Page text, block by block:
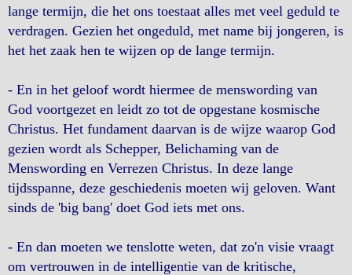
lange termijn, die het ons toestaat alles met veel geduld te
verdragen. Gezien het ongeduld, met name bij jongeren, is
het het zaak hen te wijzen op de lange termijn.
- En in het geloof wordt hiermee de menswording van
God voortgezet en leidt zo tot de opgestane kosmische
Christus. Het fundament daarvan is de wijze waarop God
gezien wordt als Schepper, Belichaming van de
Menswording en Verrezen Christus. In deze lange
tijdsspanne, deze geschiedenis moeten wij geloven. Want
sinds de 'big bang' doet God iets met ons.
- En dan moeten we tenslotte weten, dat zo'n visie vraagt
om vertrouwen in de intelligentie van de kritische,